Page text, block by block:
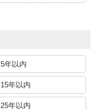
5年以内
15年以内
25年以内